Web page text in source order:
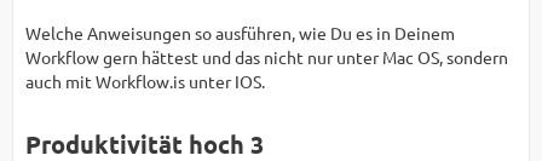
Welche Anweisungen so ausführen, wie Du es in Deinem
Workflow gern hättest und das nicht nur unter Mac OS, sondern
auch mit Workflow.is unter IOS.
Produktivität hoch 3